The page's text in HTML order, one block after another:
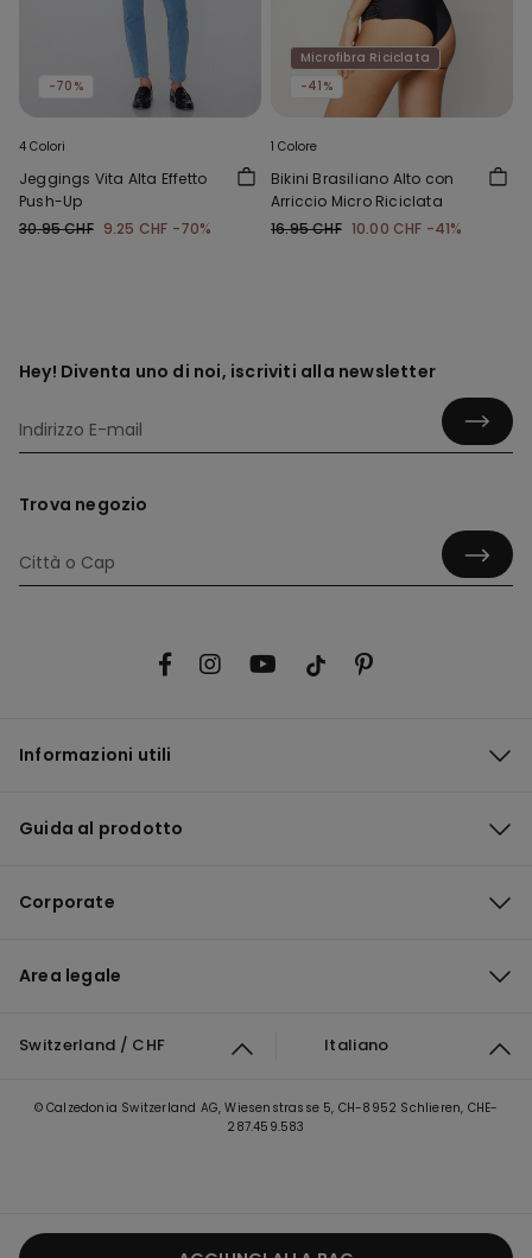
-70%
4 Colori
Jeggings Vita Alta Effetto
Push-Up
30.95 CHF 9.25 CHF -70%
Microfibra Riciclata
-41%
1 Colore
Bikini Brasiliano Alto con
Arriccio Micro Riciclata
16.95 CHF 10.00 CHF -41%
Hey! Diventa uno di noi, iscriviti alla newsletter
Trova negozio
Informazioni utili
Guida al prodotto
Corporate
Area legale
Switzerland / CHF Italiano
© Calzedonia Switzerland AG, Wiesenstrasse 5, CH-8952 Schlieren, CHE-
287.459.583